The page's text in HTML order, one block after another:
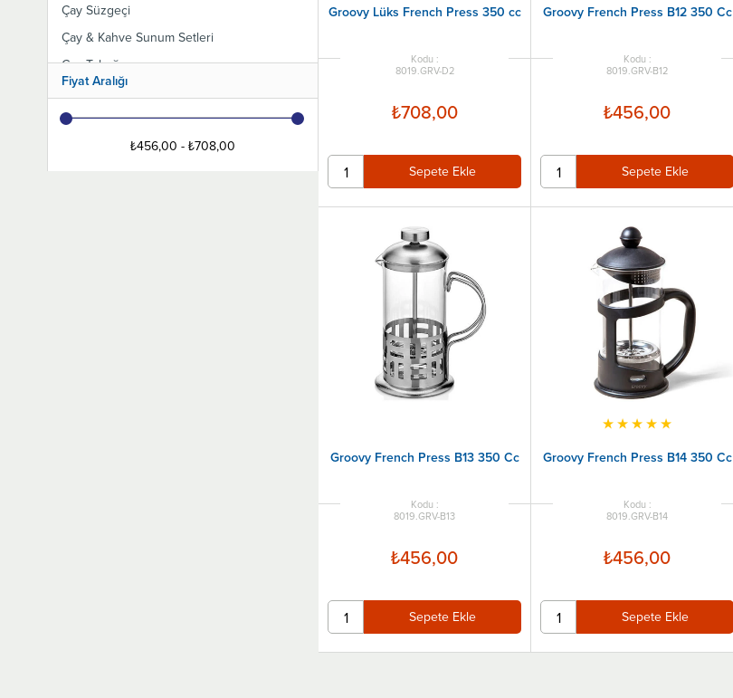
Çay Süzgeçi
Çay & Kahve Sunum Setleri
Çay Tabağı
Çay Kahve Şeker Standı
Kahve Makineleri
Filtre Kahve Makineleri
Fiyat Aralığı
₺456,00 - ₺708,00
Groovy Lüks French Press 350 cc
8019.GRV-D2
₺708,00
Sepete Ekle
Groovy French Press B12 350 Cc
8019.GRV-B12
₺456,00
Sepete Ekle
Groovy French Press B13 350 Cc
8019.GRV-B13
₺456,00
Sepete Ekle
Groovy French Press B14 350 Cc
★★★★★
8019.GRV-B14
₺456,00
Sepete Ekle